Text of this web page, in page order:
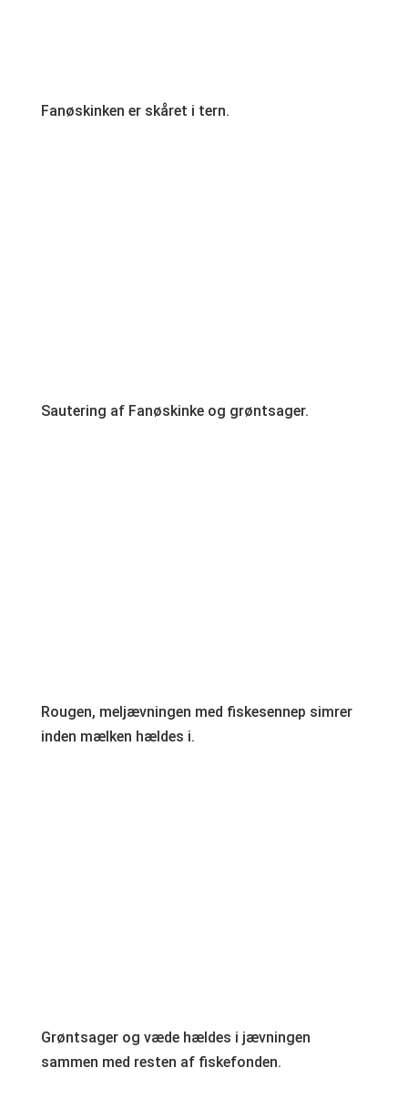
Fanøskinken er skåret i tern.
Sautering af Fanøskinke og grøntsager.
Rougen, meljævningen med fiskesennep simrer
inden mælken hældes i.
Grøntsager og væde hældes i jævningen
sammen med resten af fiskefonden.